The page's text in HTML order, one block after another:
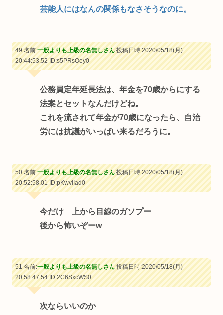
芸能人にはなんの関係もなさそうなのに。
49 名前:一般よりも上級の名無しさん投稿日時:2020/05/18(月)
20:44:53.52ID:s5PRsOey0
公務員定年延長法は、年金を70歳からにする
法案とセットなんだけどね。
これを流されて年金が70歳になったら、自治
労には抗議がいっぱい来るだろうに。
50 名前:一般よりも上級の名無しさん投稿日時:2020/05/18(月)
20:52:58.01ID:pKwvlIad0
今だけ 上から目線のガソプー
後から怖いぞーw
51 名前:一般よりも上級の名無しさん投稿日時:2020/05/18(月)
20:58:47.54ID:2C6SxcWS0
次ならいいのか